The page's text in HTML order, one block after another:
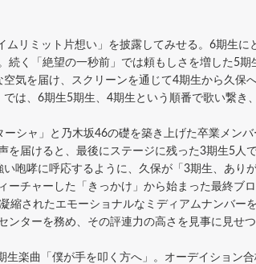
リミット片想い」を披露してみせる。6期生に
続く「絶望の一秒前」では頼もしさを増した5
気を届け、スクリーンを通じて4期生から久保
は、6期生5期生、4期生という順番で歌い繋き
シャ」と乃木坂46の礎を築き上げた卒業メン
を届けると、最後にステージに残った3期生5人
咆哮に呼応するように、久保が「3期生、あり
ーチャーした「きっかけ」から始まった最終ブ
縮されたエモーショナルなミディアムナンバー
ンターを務め、その評連力の高さを見事に見せつ
楽曲「僕が手を叩く方へ」。オーデイション